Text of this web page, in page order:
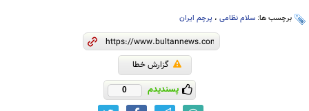
برچسب ها: سلام نظامی ، پرچم ایران
گزارش خطا
پسندیدم 0